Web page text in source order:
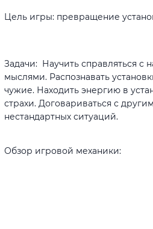
Цель игры: превращение
Задачи: Научить справляться с
мыслями. Распознавать
чужие. Находить энергию в
страхи. Договариваться с
нестандартных ситуаций.
Обзор игровой механики: